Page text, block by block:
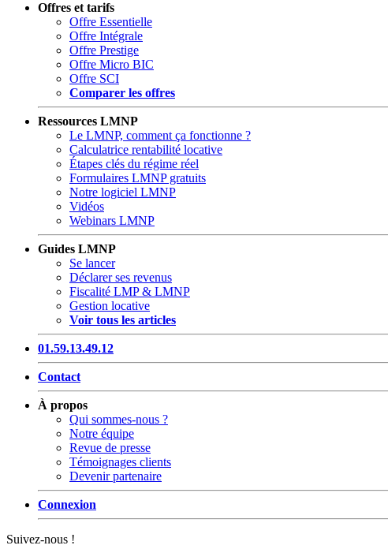
Offres et tarifs
Offre Essentielle
Offre Intégrale
Offre Prestige
Offre Micro BIC
Offre SCI
Comparer les offres
Ressources LMNP
Le LMNP, comment ça fonctionne ?
Calculatrice rentabilité locative
Étapes clés du régime réel
Formulaires LMNP gratuits
Notre logiciel LMNP
Vidéos
Webinars LMNP
Guides LMNP
Se lancer
Déclarer ses revenus
Fiscalité LMP & LMNP
Gestion locative
Voir tous les articles
01.59.13.49.12
Contact
À propos
Qui sommes-nous ?
Notre équipe
Revue de presse
Témoignages clients
Devenir partenaire
Connexion
Suivez-nous !